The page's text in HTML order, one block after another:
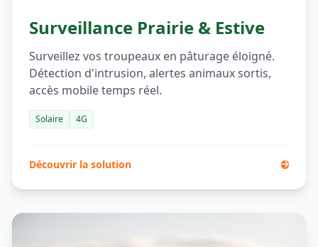
Surveillance Prairie & Estive
Surveillez vos troupeaux en pâturage éloigné.
Détection d'intrusion, alertes animaux sortis,
accès mobile temps réel.
Solaire 4G
Découvrir la solution